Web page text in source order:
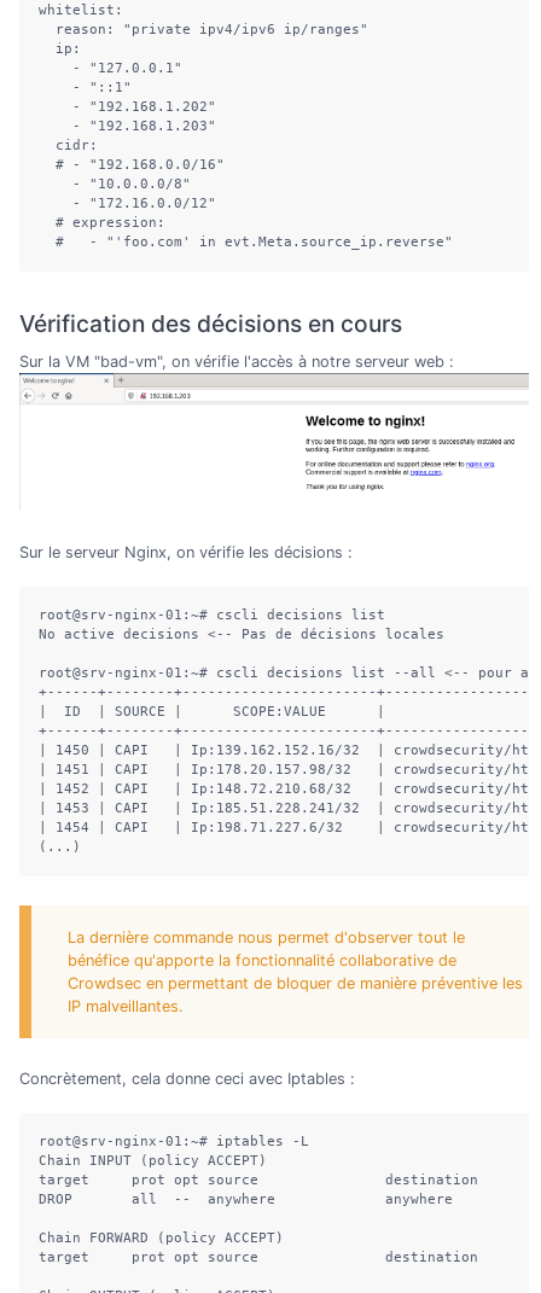
whitelist:
  reason: "private ipv4/ipv6 ip/ranges"
  ip:
    - "127.0.0.1"
    - "::1"
    - "192.168.1.202"
    - "192.168.1.203"
  cidr:
  # - "192.168.0.0/16"
    - "10.0.0.0/8"
    - "172.16.0.0/12"
  # expression:
  #   - "'foo.com' in evt.Meta.source_ip.reverse"
Vérification des décisions en cours
Sur la VM "bad-vm", on vérifie l'accès à notre serveur web :
Sur le serveur Nginx, on vérifie les décisions :
root@srv-nginx-01:~# cscli decisions list
No active decisions <-- Pas de décisions locales
root@srv-nginx-01:~# cscli decisions list --all <-- pour
+------+--------+-----------------------
|  ID  | SOURCE |      SCOPE:VALUE      |
+------+--------+-----------------------
| 1450 | CAPI   | Ip:139.162.152.16/32  |
| 1451 | CAPI   | Ip:178.20.157.98/32   |
| 1452 | CAPI   | Ip:148.72.210.68/32   |
| 1453 | CAPI   | Ip:185.51.228.241/32  |
| 1454 | CAPI   | Ip:198.71.227.6/32    |
(...)
La dernière commande nous permet d'observer tout le
bénéfice qu'apporte la fonctionnalité collaborative de
Crowdsec en permettant de bloquer de manière préventive les
IP malveillantes.
Concrètement, cela donne ceci avec Iptables :
root@srv-nginx-01:~# iptables -L
Chain INPUT (policy ACCEPT)
target     prot opt source
DROP       all  --  anywhere             anywhere
Chain FORWARD (policy ACCEPT)
target     prot opt source